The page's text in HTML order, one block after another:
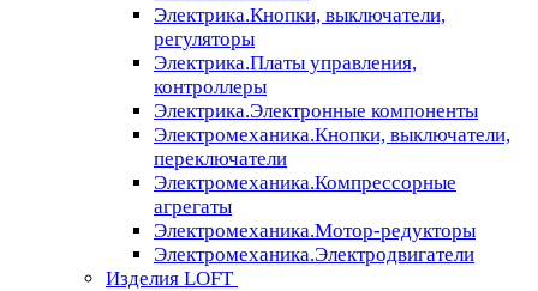
Электрика.Кнопки, выключатели,
регуляторы
Электрика.Платы управления,
контроллеры
Электрика.Электронные компоненты
Электромеханика.Кнопки, выключатели,
переключатели
Электромеханика.Компрессорные
агрегаты
Электромеханика.Мотор-редукторы
Электромеханика.Электродвигатели
Изделия LOFT